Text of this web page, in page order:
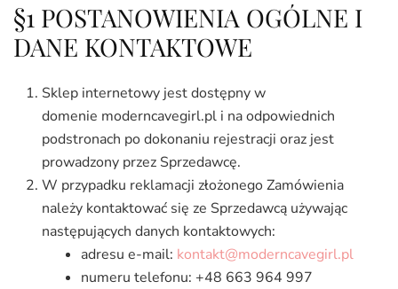
§1 POSTANOWIENIA OGÓLNE I
DANE KONTAKTOWE
Sklep internetowy jest dostępny w
domenie moderncavegirl.pl i na odpowiednich
podstronach po dokonaniu rejestracji oraz jest
prowadzony przez Sprzedawcę.
W przypadku reklamacji złożonego Zamówienia
należy kontaktować się ze Sprzedawcą używając
następujących danych kontaktowych:
adresu e-mail: kontakt@moderncavegirl.pl
numeru telefonu: +48 663 964 997